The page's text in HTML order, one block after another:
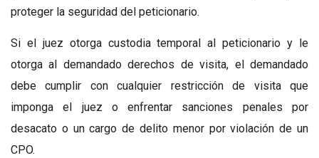
proteger la seguridad del peticionario.
Si el juez otorga custodia temporal al peticionario y le
otorga al demandado derechos de visita, el demandado
debe cumplir con cualquier restricción de visita que
imponga el juez o enfrentar sanciones penales por
desacato o un cargo de delito menor por violación de un
CPO.